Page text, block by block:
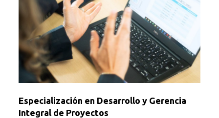
Especialización en Desarrollo y Gerencia
Integral de Proyectos